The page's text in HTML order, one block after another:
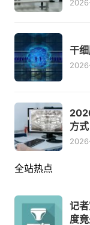
干
方式
全站热点
记
度